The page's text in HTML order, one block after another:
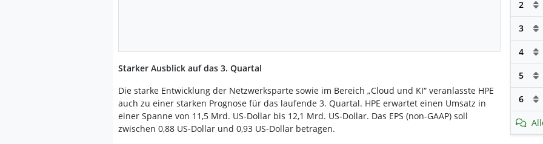
Starker Ausblick auf das 3. Quartal
Die starke Entwicklung der Netzwerksparte sowie im Bereich „Cloud und KI“ veranlasste HPE
auch zu einer starken Prognose für das laufende 3. Quartal. HPE erwartet einen Umsatz in
einer Spanne von 11,5 Mrd. US-Dollar bis 12,1 Mrd. US-Dollar. Das EPS (non-GAAP) soll
zwischen 0,88 US-Dollar und 0,93 US-Dollar betragen.
2
3
4
5
6